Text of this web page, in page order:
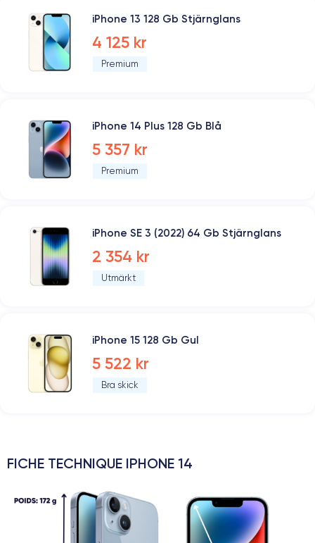
iPhone 13 128 Gb Stjärnglans
4 125 kr
Premium
iPhone 14 Plus 128 Gb Blå
5 357 kr
Premium
iPhone SE 3 (2022) 64 Gb Stjärnglans
2 354 kr
Utmärkt
iPhone 15 128 Gb Gul
5 522 kr
Bra skick
FICHE TECHNIQUE IPHONE 14